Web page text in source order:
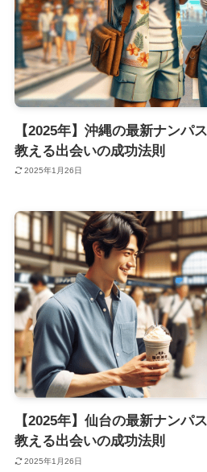
【2025年】沖縄の最新ナンパ
教える出会いの成功法則
2025年1月26日
【2025年】仙台の最新ナンパ
教える出会いの成功法則
2025年1月26日